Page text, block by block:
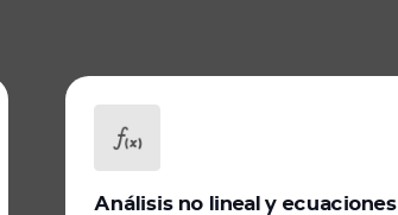
Análisis no lineal y ecuaciones